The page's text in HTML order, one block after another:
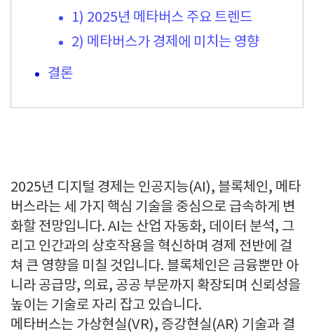
1) 2025년 메타버스 주요 트렌드
2) 메타버스가 경제에 미치는 영향
결론
2025년 디지털 경제는 인공지능(AI), 블록체인, 메타
버스라는 세 가지 핵심 기술을 중심으로 급속하게 변
화할 전망입니다. AI는 산업 자동화, 데이터 분석, 그
리고 인간과의 상호작용을 혁신하며 경제 전반에 걸
쳐 큰 영향을 미칠 것입니다. 블록체인은 금융뿐만 아
니라 공급망, 의료, 공공 부문까지 확장되며 신뢰성을
높이는 기술로 자리 잡고 있습니다.
메타버스는 가상현실(VR), 증강현실(AR) 기술과 결